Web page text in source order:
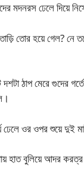
মদনরস ঢেলে দিয়ে
তোর হয়ে গেল? নে
ঠাপ মেরে গুদের
ঢেলে ওর ওপর শুয়ে দুই
হাত বুলিয়ে আদর